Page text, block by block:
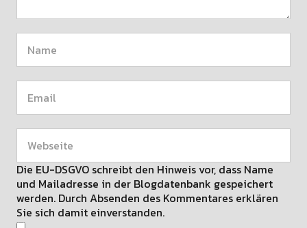
Die EU-DSGVO schreibt den Hinweis vor, dass Name
und Mailadresse in der Blogdatenbank gespeichert
werden. Durch Absenden des Kommentares erklären
Sie sich damit einverstanden.